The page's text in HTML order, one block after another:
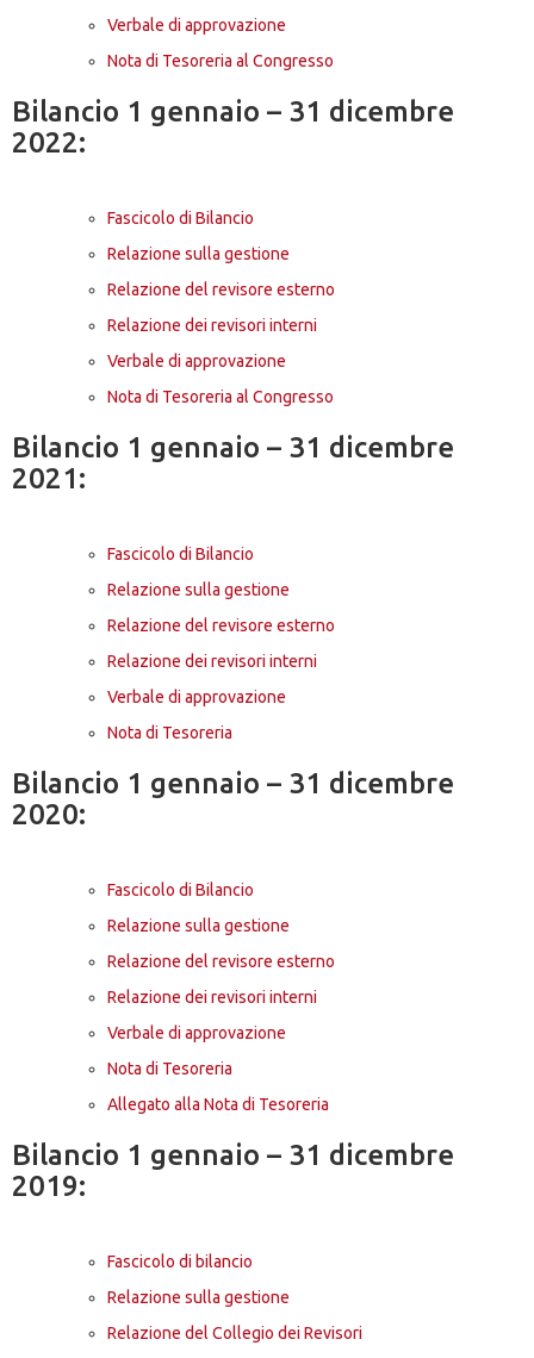
Verbale di approvazione
Nota di Tesoreria al Congresso
Bilancio 1 gennaio – 31 dicembre
2022:
Fascicolo di Bilancio
Relazione sulla gestione
Relazione del revisore esterno
Relazione dei revisori interni
Verbale di approvazione
Nota di Tesoreria al Congresso
Bilancio 1 gennaio – 31 dicembre
2021:
Fascicolo di Bilancio
Relazione sulla gestione
Relazione del revisore esterno
Relazione dei revisori interni
Verbale di approvazione
Nota di Tesoreria
Bilancio 1 gennaio – 31 dicembre
2020:
Fascicolo di Bilancio
Relazione sulla gestione
Relazione del revisore esterno
Relazione dei revisori interni
Verbale di approvazione
Nota di Tesoreria
Allegato alla Nota di Tesoreria
Bilancio 1 gennaio – 31 dicembre
2019:
Fascicolo di bilancio
Relazione sulla gestione
Relazione del Collegio dei Revisori